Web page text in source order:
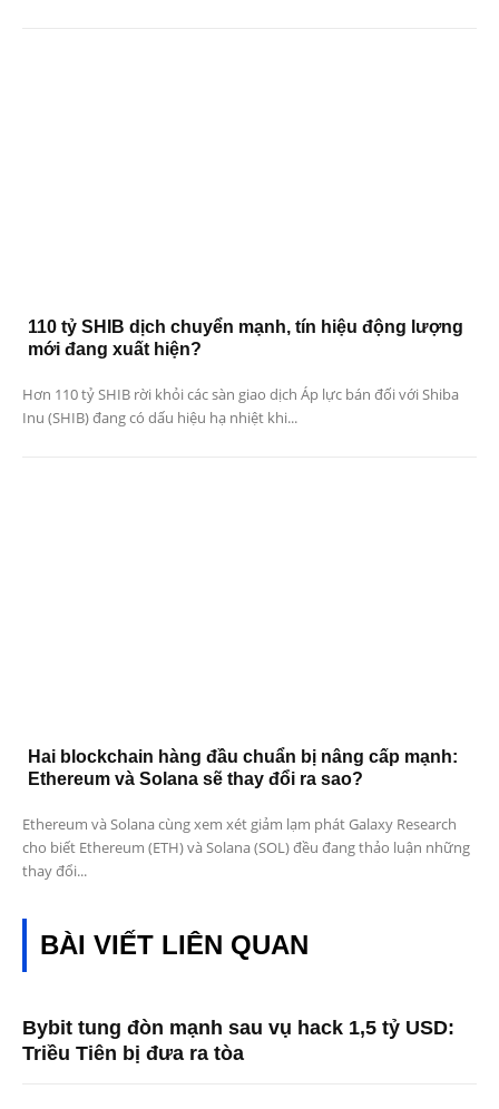
110 tỷ SHIB dịch chuyển mạnh, tín hiệu động lượng
mới đang xuất hiện?
Hơn 110 tỷ SHIB rời khỏi các sàn giao dịch Áp lực bán đối với Shiba
Inu (SHIB) đang có dấu hiệu hạ nhiệt khi...
Hai blockchain hàng đầu chuẩn bị nâng cấp mạnh:
Ethereum và Solana sẽ thay đổi ra sao?
Ethereum và Solana cùng xem xét giảm lạm phát Galaxy Research
cho biết Ethereum (ETH) và Solana (SOL) đều đang thảo luận những
thay đổi...
BÀI VIẾT LIÊN QUAN
Bybit tung đòn mạnh sau vụ hack 1,5 tỷ USD:
Triều Tiên bị đưa ra tòa